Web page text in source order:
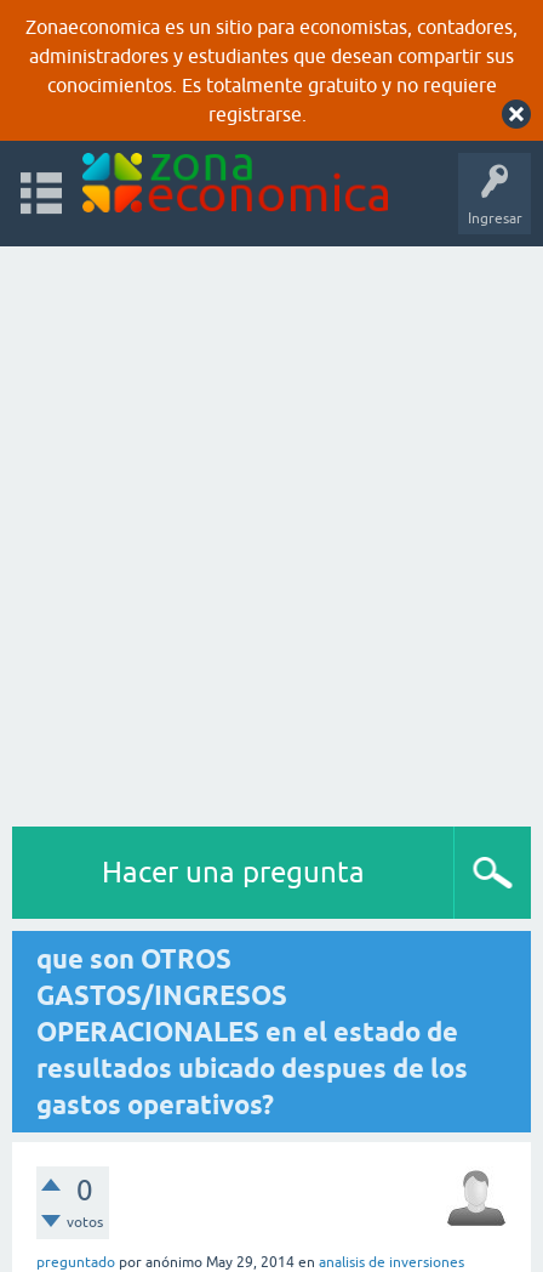
Zonaeconomica es un sitio para economistas, contadores,
administradores y estudiantes que desean compartir sus
conocimientos. Es totalmente gratuito y no requiere
registrarse.
Ingresar
Hacer una pregunta
que son OTROS
GASTOS/INGRESOS
OPERACIONALES en el estado de
resultados ubicado despues de los
gastos operativos?
0
votos
preguntado por anónimo May 29, 2014 en analisis de inversiones